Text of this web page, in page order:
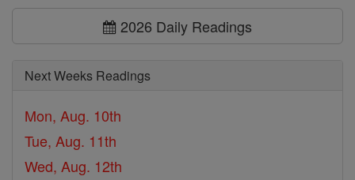
2026 Daily Readings
Next Weeks Readings
Mon, Aug. 10th
Tue, Aug. 11th
Wed, Aug. 12th